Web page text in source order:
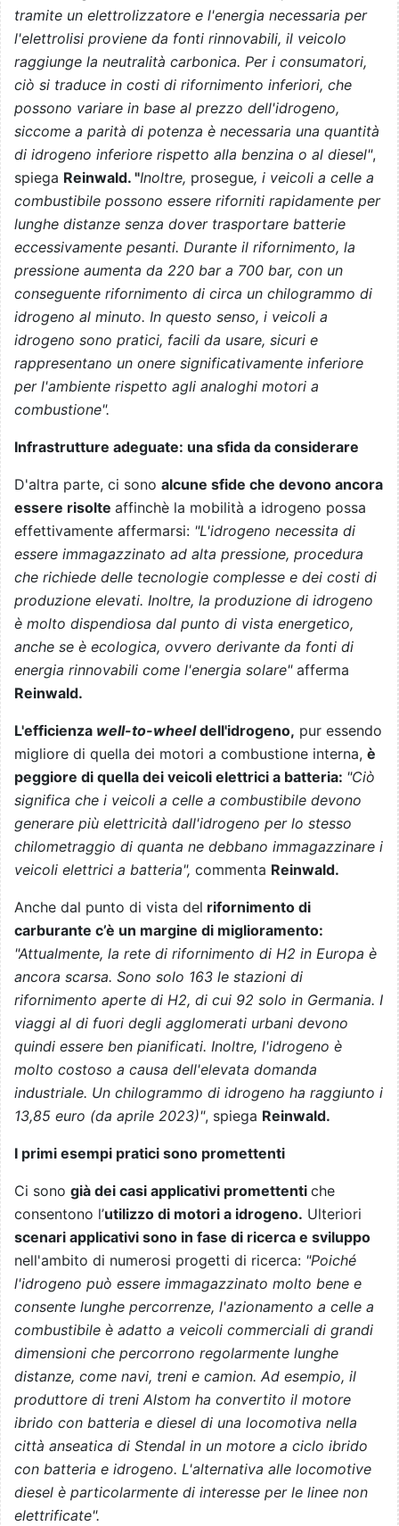
tramite un elettrolizzatore e l'energia necessaria per
l'elettrolisi proviene da fonti rinnovabili, il veicolo
raggiunge la neutralità carbonica. Per i consumatori,
ciò si traduce in costi di rifornimento inferiori, che
possono variare in base al prezzo dell'idrogeno,
siccome a parità di potenza è necessaria una quantità
di idrogeno inferiore rispetto alla benzina o al diesel",
spiega Reinwald. "Inoltre, prosegue, i veicoli a celle a
combustibile possono essere riforniti rapidamente per
lunghe distanze senza dover trasportare batterie
eccessivamente pesanti. Durante il rifornimento, la
pressione aumenta da 220 bar a 700 bar, con un
conseguente rifornimento di circa un chilogrammo di
idrogeno al minuto. In questo senso, i veicoli a
idrogeno sono pratici, facili da usare, sicuri e
rappresentano un onere significativamente inferiore
per l'ambiente rispetto agli analoghi motori a
combustione".
Infrastrutture adeguate: una sfida da considerare
D'altra parte, ci sono alcune sfide che devono ancora
essere risolte affinchè la mobilità a idrogeno possa
effettivamente affermarsi: "L'idrogeno necessita di
essere immagazzinato ad alta pressione, procedura
che richiede delle tecnologie complesse e dei costi di
produzione elevati. Inoltre, la produzione di idrogeno
è molto dispendiosa dal punto di vista energetico,
anche se è ecologica, ovvero derivante da fonti di
energia rinnovabili come l'energia solare"afferma
Reinwald.
L'efficienza well-to-wheeldell'idrogeno, pur essendo
migliore di quella dei motori a combustione interna, è
peggiore di quella dei veicoli elettrici a batteria: "Ciò
significa che i veicoli a celle a combustibile devono
generare più elettricità dall'idrogeno per lo stesso
chilometraggio di quanta ne debbano immagazzinare i
veicoli elettrici a batteria", commenta Reinwald.
Anche dal punto di vista del rifornimento di
carburante c’è un margine di miglioramento:
"Attualmente, la rete di rifornimento di H2 in Europa è
ancora scarsa. Sono solo 163 le stazioni di
rifornimento aperte di H2, di cui 92 solo in Germania. I
viaggi al di fuori degli agglomerati urbani devono
quindi essere ben pianificati. Inoltre, l'idrogeno è
molto costoso a causa dell'elevata domanda
industriale. Un chilogrammo di idrogeno ha raggiunto i
13,85 euro (da aprile 2023)", spiega Reinwald.
I primi esempi pratici sono promettenti
Ci sono già dei casi applicativi promettenti che
consentono l’utilizzo di motori a idrogeno. Ulteriori
scenari applicativi sono in fase di ricerca e sviluppo
nell'ambito di numerosi progetti di ricerca: "Poiché
l'idrogeno può essere immagazzinato molto bene e
consente lunghe percorrenze, l'azionamento a celle a
combustibile è adatto a veicoli commerciali di grandi
dimensioni che percorrono regolarmente lunghe
distanze, come navi, treni e camion. Ad esempio, il
produttore di treni Alstom ha convertito il motore
ibrido con batteria e diesel di una locomotiva nella
città anseatica di Stendal in un motore a ciclo ibrido
con batteria e idrogeno. L'alternativa alle locomotive
diesel è particolarmente di interesse per le linee non
elettrificate".